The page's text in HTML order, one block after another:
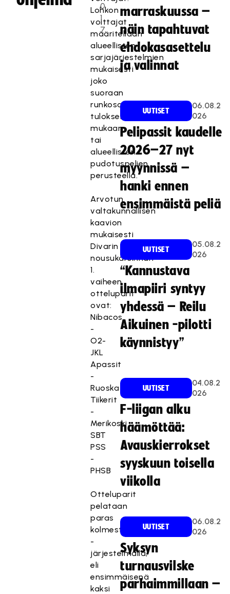
0
1
7
Lohkon
voittajat
määritellään
alueellisten
sarjajärjestelmien
mukaisesti
joko
suoraan
runkosarjan
tuloksen
mukaan
tai
alueellisten
pudotuspelien
perusteella.
Arvotun
valtakunnallisen
kaavion
mukaisesti
Divarin
nousukarsinnan
1.
vaiheen
otteluparit
ovat:
Nibacos
-
O2-
JKL
Apassit
-
Ruoska
Tiikerit
-
Merikoski
SBT
PSS
-
PHSB
Otteluparit
pelataan
paras
kolmesta
-
järjestelmällä,
eli
ensimmäisenä
kaksi
marraskuussa –
näin tapahtuvat
ehdokasasettelu
ja valinnat
UUTISET
06.08.2
026
Pelipassit kaudelle
2026–27 nyt
myynnissä –
hanki ennen
ensimmäistä peliä
UUTISET
05.08.2
026
“Kannustava
ilmapiiri syntyy
yhdessä – Reilu
Aikuinen -pilotti
käynnistyy”
UUTISET
04.08.2
026
F-liigan alku
häämöttää:
Avauskierrokset
syyskuun toisella
viikolla
UUTISET
06.08.2
026
Syksyn
turnausvilske
parhaimmillaan –